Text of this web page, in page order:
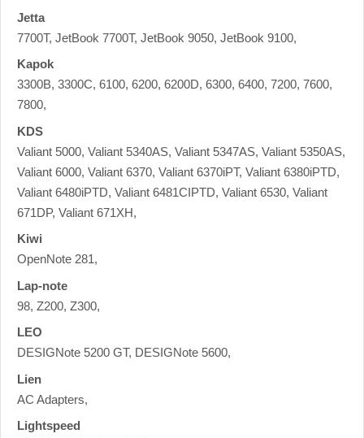
Jetta
7700T, JetBook 7700T, JetBook 9050, JetBook 9100,
Kapok
3300B, 3300C, 6100, 6200, 6200D, 6300, 6400, 7200, 7600,
7800,
KDS
Valiant 5000, Valiant 5340AS, Valiant 5347AS, Valiant 5350AS,
Valiant 6000, Valiant 6370, Valiant 6370iPT, Valiant 6380iPTD,
Valiant 6480iPTD, Valiant 6481CIPTD, Valiant 6530, Valiant
671DP, Valiant 671XH,
Kiwi
OpenNote 281,
Lap-note
98, Z200, Z300,
LEO
DESIGNote 5200 GT, DESIGNote 5600,
Lien
AC Adapters,
Lightspeed